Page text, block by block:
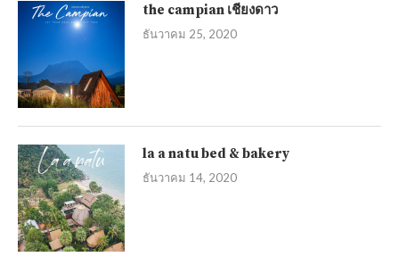
the campian เชียงดาว
ธันวาคม 25, 2020
la a natu bed & bakery
ธันวาคม 14, 2020